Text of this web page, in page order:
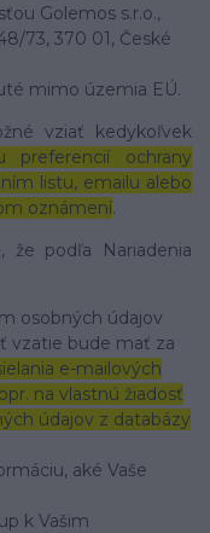
Golemos s.r.o.,
73, 370 01, České
mimo územia EÚ.
vziať kedykoľvek
preferencií ochrany
listu, emailu alebo
oznámení.
že podľa Nariadenia
osobných údajov
vzatie bude mať za
e-mailových
na vlastnú žiadosť
údajov z databázy
aké Vaše
k Vašim